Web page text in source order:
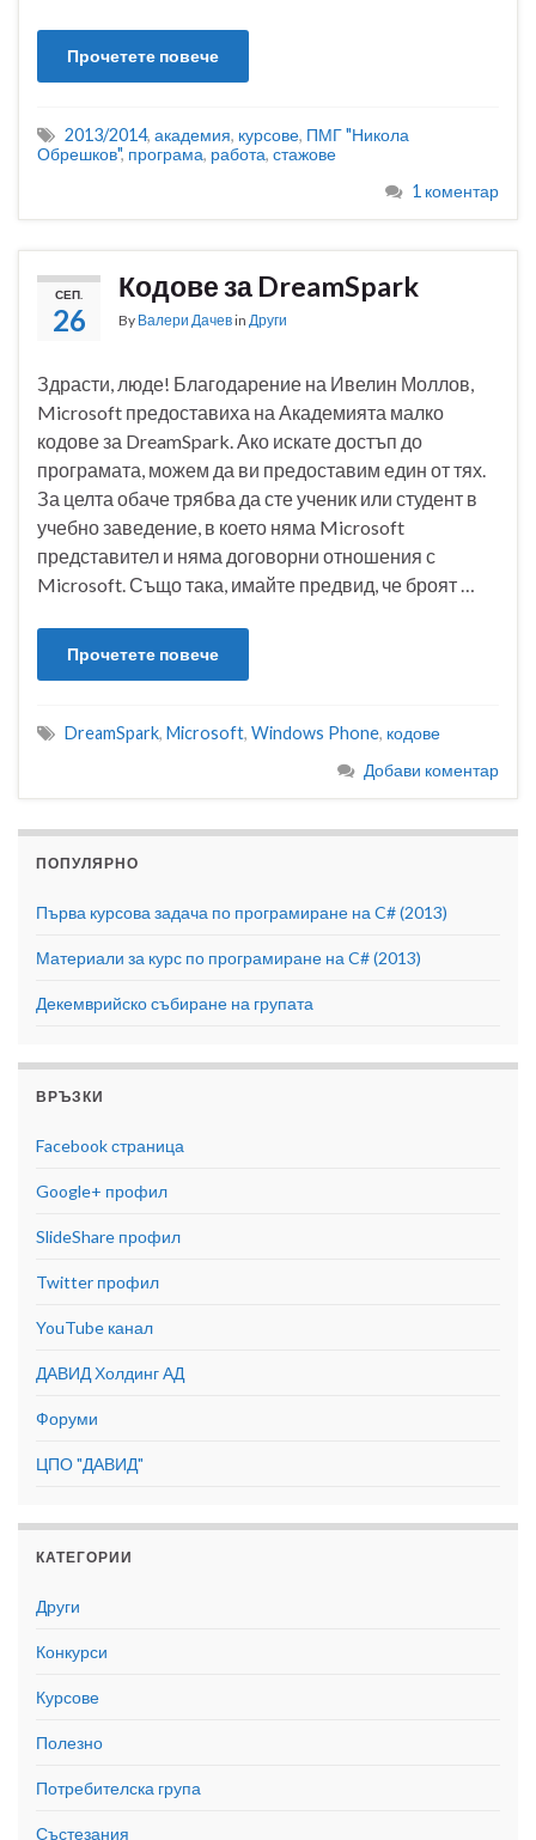
Прочетете повече
2013/2014, академия, курсове, ПМГ "Никола
Обрешков", програма, работа, стажове
1 коментар
СЕП.
26
Кодове за DreamSpark
By Валери Дачевin Други
Здрасти, люде! Благодарение на Ивелин Моллов,
Microsoft предоставиха на Академията малко
кодове за DreamSpark. Ако искате достъп до
програмата, можем да ви предоставим един от тях.
За целта обаче трябва да сте ученик или студент в
учебно заведение, в което няма Microsoft
представител и няма договорни отношения с
Microsoft. Също така, имайте предвид, че броят …
Прочетете повече
DreamSpark, Microsoft, Windows Phone, кодове
Добави коментар
ПОПУЛЯРНО
Първа курсова задача по програмиране на C# (2013)
Материали за курс по програмиране на C# (2013)
Декемврийско събиране на групата
ВРЪЗКИ
Facebook страница
Google+ профил
SlideShare профил
Twitter профил
YouTube канал
ДАВИД Холдинг АД
Форуми
ЦПО "ДАВИД"
КАТЕГОРИИ
Други
Конкурси
Курсове
Полезно
Потребителска група
Състезания